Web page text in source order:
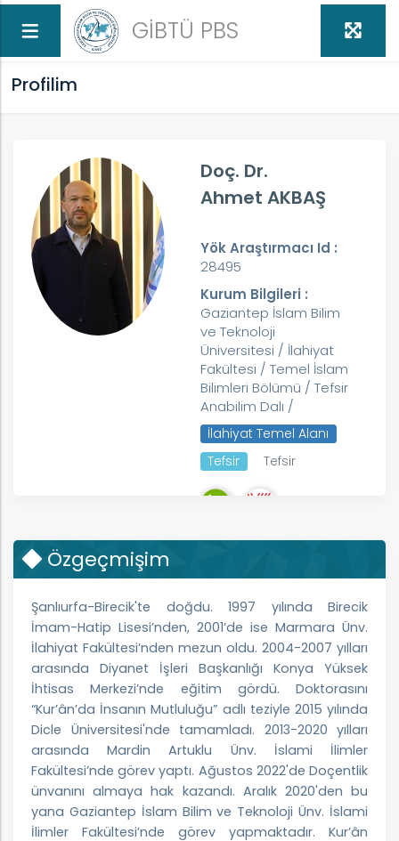
GİBTÜ PBS
Profilim
Doç. Dr.
Ahmet AKBAŞ
Yök Araştırmacı Id :
28495
Kurum Bilgileri :
Gaziantep İslam Bilim
ve Teknoloji
Üniversitesi / İlahiyat
Fakültesi / Temel İslam
Bilimleri Bölümü / Tefsir
Anabilim Dalı /
İlahiyat Temel Alanı
Tefsir
Tefsir
Özgeçmişim
Şanlıurfa-Birecik'te doğdu. 1997 yılında Birecik
İmam-Hatip Lisesi’nden, 2001’de ise Marmara Ünv.
İlahiyat Fakültesi’nden mezun oldu. 2004-2007 yılları
arasında Diyanet İşleri Başkanlığı Konya Yüksek
İhtisas Merkezi’nde eğitim gördü. Doktorasını
“Kur’ân’da İnsanın Mutluluğu” adlı teziyle 2015 yılında
Dicle Üniversitesi'nde tamamladı. 2013-2020 yılları
arasında Mardin Artuklu Ünv. İslami İlimler
Fakültesi’nde görev yaptı. Ağustos 2022'de Doçentlik
ünvanını almaya hak kazandı. Aralık 2020'den bu
yana Gaziantep İslam Bilim ve Teknoloji Ünv. İslami
İlimler Fakültesi’nde görev yapmaktadır. Kur’ân